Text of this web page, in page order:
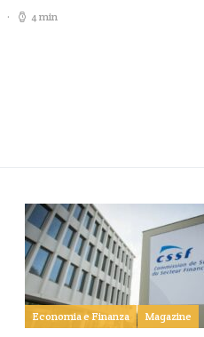
4 min
Economia e Finanza Magazine